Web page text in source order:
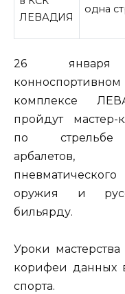
одна
26
конноспортивном
комплексе
пройдут мастер-
по
арбалетов,
пневматического
оружия и
бильярду.
Уроки мастерства
корифеи данных
спорта.